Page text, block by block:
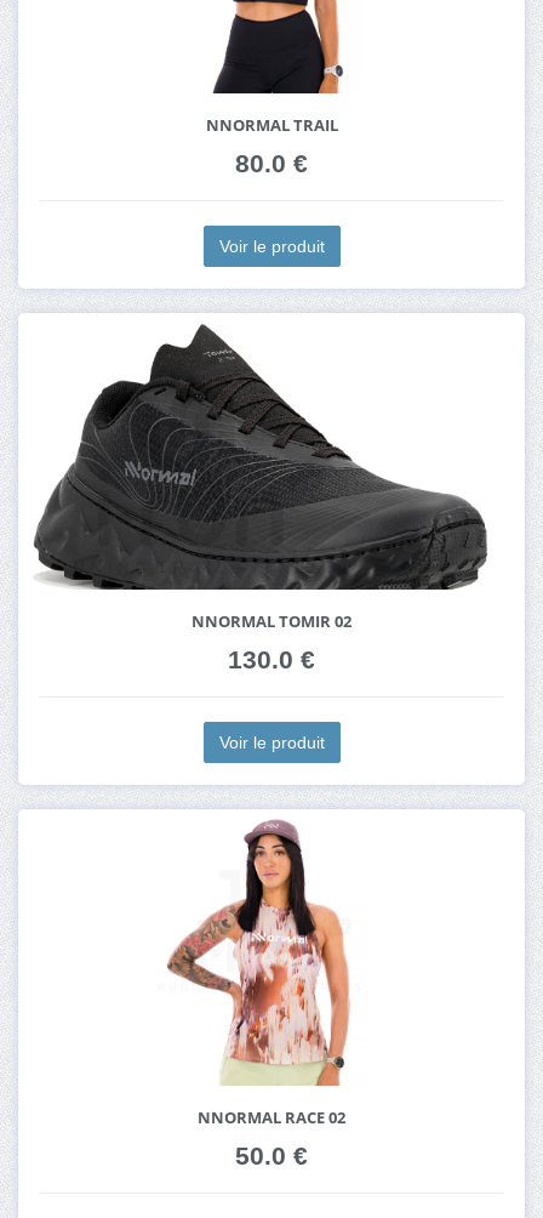
NNORMAL TRAIL
80.0 €
Voir le produit
NNORMAL TOMIR 02
130.0 €
Voir le produit
NNORMAL RACE 02
50.0 €